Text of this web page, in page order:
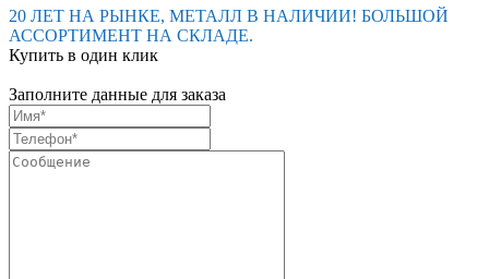
20 ЛЕТ НА РЫНКЕ, МЕТАЛЛ В НАЛИЧИИ! БОЛЬШОЙ
АССОРТИМЕНТ НА СКЛАДЕ.
Купить в один клик
Заполните данные для заказа